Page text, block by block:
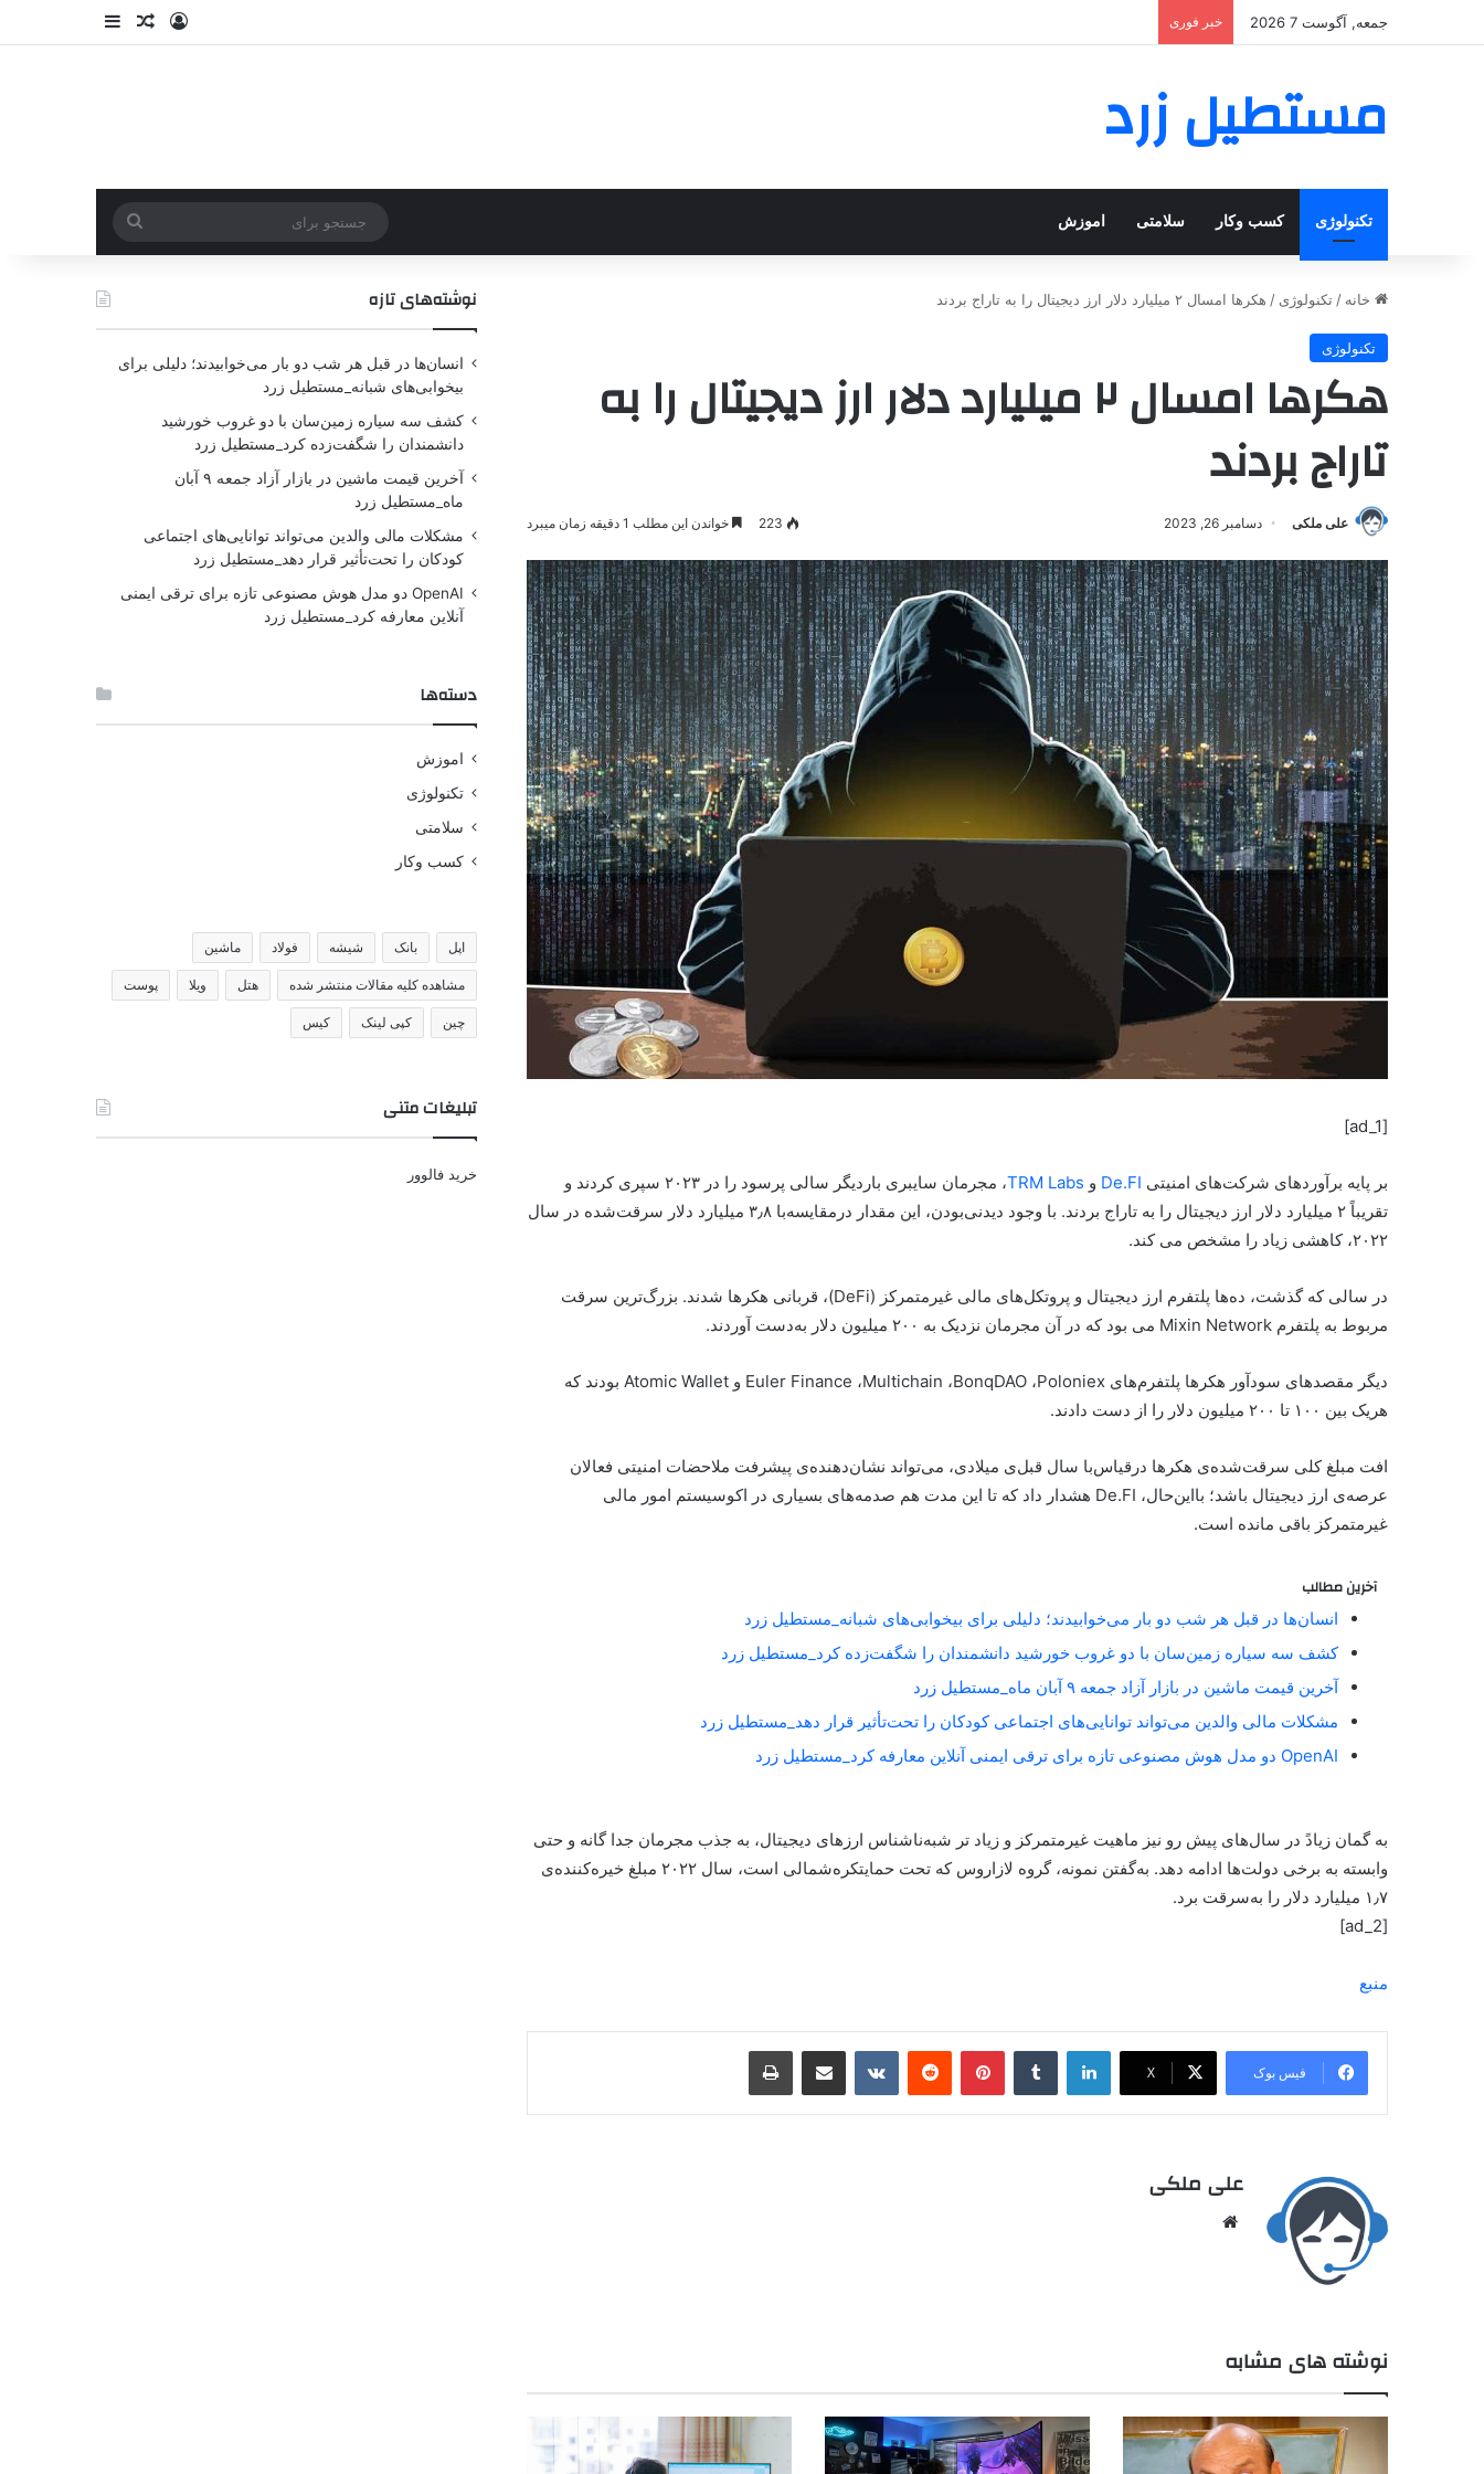
جمعه, آگوست 7 2026 خبر فوری
مستطیل زرد
تکنولوژی کسب وکار سلامتی اموزش
خانه / تکنولوژی / هکرها امسال ۲ میلیارد دلار ارز دیجیتال را به تاراج بردند
تکنولوژی
هکرها امسال ۲ میلیارد دلار ارز دیجیتال را به
تاراج بردند
علی ملکی دسامبر 26, 2023 223 خواندن این مطلب 1 دقیقه زمان میبرد
[ad_1]
بر پایه برآورد‌های شرکت‌های امنیتی De.FI و TRM Labs
، مجرمان سایبری بار‌دیگر سالی پرسود را در ۲۰۲۳ سپری کردند و
تقریباً ۲ میلیارد دلار ارز دیجیتال را به تاراج بردند. با‌ وجود دیدنی‌بودن، این مقدار درمقایسه‌با ۳٫۸ میلیارد دلار سرقت‌شده در سال
۲۰۲۲، کاهشی زیاد را مشخص می کند.
در سالی که گذشت، ده‌ها پلتفرم ارز دیجیتال و پروتکل‌های مالی غیرمتمرکز (DeFi)، قربانی هکر‌ها شدند. بزرگ‌ترین سرقت
مربوط به پلتفرم Mixin Network می بود که در آن مجرمان نزدیک به ۲۰۰ میلیون دلار به‌دست آوردند.
دیگر مقصد‌های سودآور هکرها پلتفرم‌های Euler Finance ،‌Multichain ،‌BonqDAO ،‌Poloniex و Atomic Wallet بودند که
هر‌یک بین ۱۰۰ تا ۲۰۰ میلیون دلار را از دست دادند.
افت مبلغ کلی سرقت‌شده‌ی هکرها در‌قیاس‌با سال قبل‌ی میلادی، می‌تواند نشان‌دهنده‌ی پیشرفت ملاحضات امنیتی فعالان
عرصه‌ی ارز دیجیتال باشد؛ بااین‌حال، De.FI هشدار داد که تا این مدت هم صدمه‌های بسیاری در اکوسیستم امور مالی
غیرمتمرکز باقی مانده است.
آخرین مطالب
انسان‌ها در قبل هر شب دو بار می‌خوابیدند؛ دلیلی برای بیخوابی‌های شبانه_مستطیل زرد
کشف سه سیاره زمین‌سان با دو غروب خورشید دانشمندان را شگفت‌زده کرد_مستطیل زرد
آخرین قیمت ماشین در بازار آزاد جمعه ۹ آبان ماه_مستطیل زرد
مشکلات مالی والدین می‌تواند توانایی‌های اجتماعی کودکان را تحت‌تأثیر قرار دهد_مستطیل زرد
OpenAI دو مدل هوش مصنوعی تازه برای ترقی ایمنی آنلاین معارفه کرد_مستطیل زرد
به گمان زیادً در سال‌های پیش‌ رو نیز ماهیت غیرمتمرکز و زیاد تر شبه‌ناشناس ارزهای دیجیتال، به جذب مجرمان جدا گانه و حتی
وابسته به برخی دولت‌ها ادامه دهد. به‌گفتن نمونه‌، گروه لازاروس که تحت حمایتکره‌‌شمالی است، سال ۲۰۲۲ مبلغ خیره‌کننده‌ی
۱٫۷ میلیارد دلار را به‌سرقت برد.
[ad_2]
منبع
فیس بوک X
علی ملکی
نوشته های مشابه
نوشته‌های تازه
انسان‌ها در قبل هر شب دو بار می‌خوابیدند؛ دلیلی برای
بیخوابی‌های شبانه_مستطیل زرد
کشف سه سیاره زمین‌سان با دو غروب خورشید
دانشمندان را شگفت‌زده کرد_مستطیل زرد
آخرین قیمت ماشین در بازار آزاد جمعه ۹ آبان
ماه_مستطیل زرد
مشکلات مالی والدین می‌تواند توانایی‌های اجتماعی
کودکان را تحت‌تأثیر قرار دهد_مستطیل زرد
OpenAI دو مدل هوش مصنوعی تازه برای ترقی ایمنی
آنلاین معارفه کرد_مستطیل زرد
دسته‌ها
اموزش
تکنولوژی
سلامتی
کسب وکار
اپل بانک شیشه فولاد ماشین
مشاهده کلیه مقالات منتشر شده هتل ویلا پوست
چین کپی لینک کیس
تبلیغات متنی
خرید فالوور